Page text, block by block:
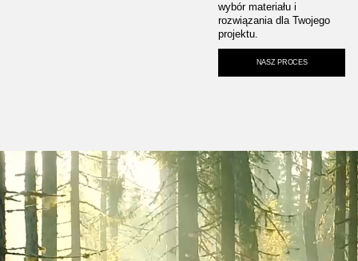
wybór materiału i
rozwiązania dla Twojego
projektu.
NASZ PROCES